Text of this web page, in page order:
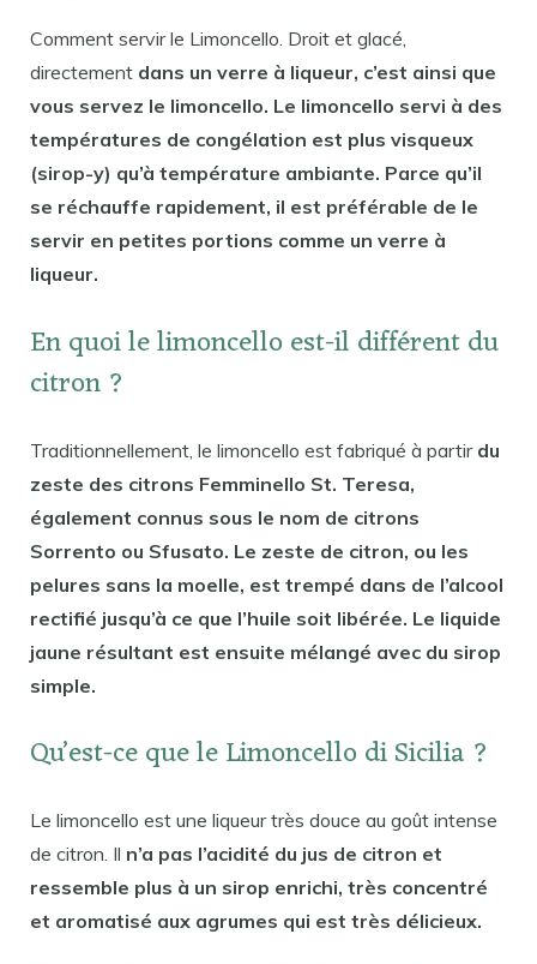
Comment servir le Limoncello. Droit et glacé,
directement dans un verre à liqueur, c’est ainsi que
vous servez le limoncello. Le limoncello servi à des
températures de congélation est plus visqueux
(sirop-y) qu’à température ambiante. Parce qu’il
se réchauffe rapidement, il est préférable de le
servir en petites portions comme un verre à
liqueur.
En quoi le limoncello est-il différent du
citron ?
Traditionnellement, le limoncello est fabriqué à partir du
zeste des citrons Femminello St. Teresa,
également connus sous le nom de citrons
Sorrento ou Sfusato. Le zeste de citron, ou les
pelures sans la moelle, est trempé dans de l’alcool
rectifié jusqu’à ce que l’huile soit libérée. Le liquide
jaune résultant est ensuite mélangé avec du sirop
simple.
Qu’est-ce que le Limoncello di Sicilia ?
Le limoncello est une liqueur très douce au goût intense
de citron. Il n’a pas l’acidité du jus de citron et
ressemble plus à un sirop enrichi, très concentré
et aromatisé aux agrumes qui est très délicieux.